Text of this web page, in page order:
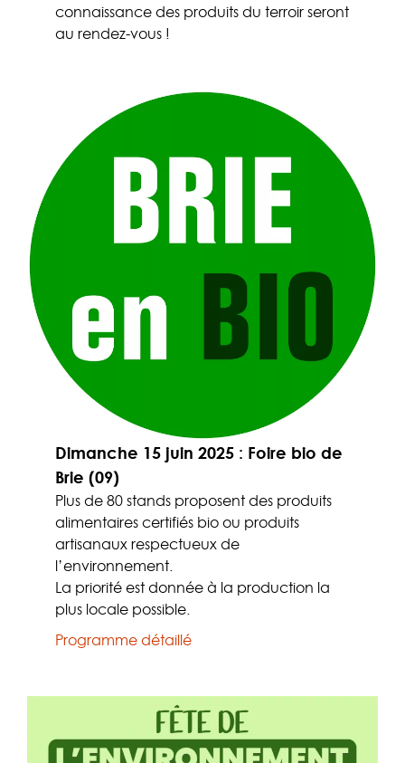
connaissance des produits du terroir seront
au rendez-vous !
Dimanche 15 juin 2025 : Foire bio de
Brie (09)
Plus de 80 stands proposent des produits
alimentaires certifiés bio ou produits
artisanaux respectueux de
l’environnement.
La priorité est donnée à la production la
plus locale possible.
Programme détaillé